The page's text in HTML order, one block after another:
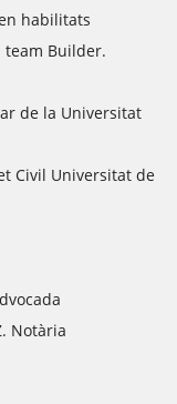
en habilitats
team Builder.
de la Universitat
Civil Universitat de
Notària